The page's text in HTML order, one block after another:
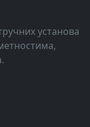
установа